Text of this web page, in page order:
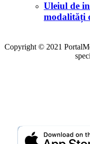
Uleiul de
modalități
Copyright © 2021